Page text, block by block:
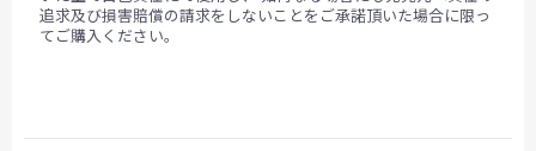
追求及び損害賠償の請求をしないことをご承諾頂いた場合に限っ
てご購入ください。